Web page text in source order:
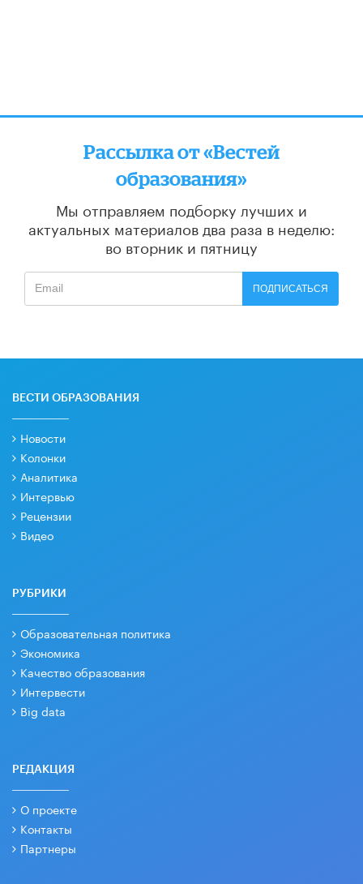
Рассылка от «Вестей
образования»
Мы отправляем подборку лучших и
актуальных материалов два раза в неделю:
во вторник и пятницу
ПОДПИСАТЬСЯ
ВЕСТИ ОБРАЗОВАНИЯ
Новости
Колонки
Аналитика
Интервью
Рецензии
Видео
РУБРИКИ
Образовательная политика
Экономика
Качество образования
Интервести
Big data
РЕДАКЦИЯ
О проекте
Контакты
Партнеры